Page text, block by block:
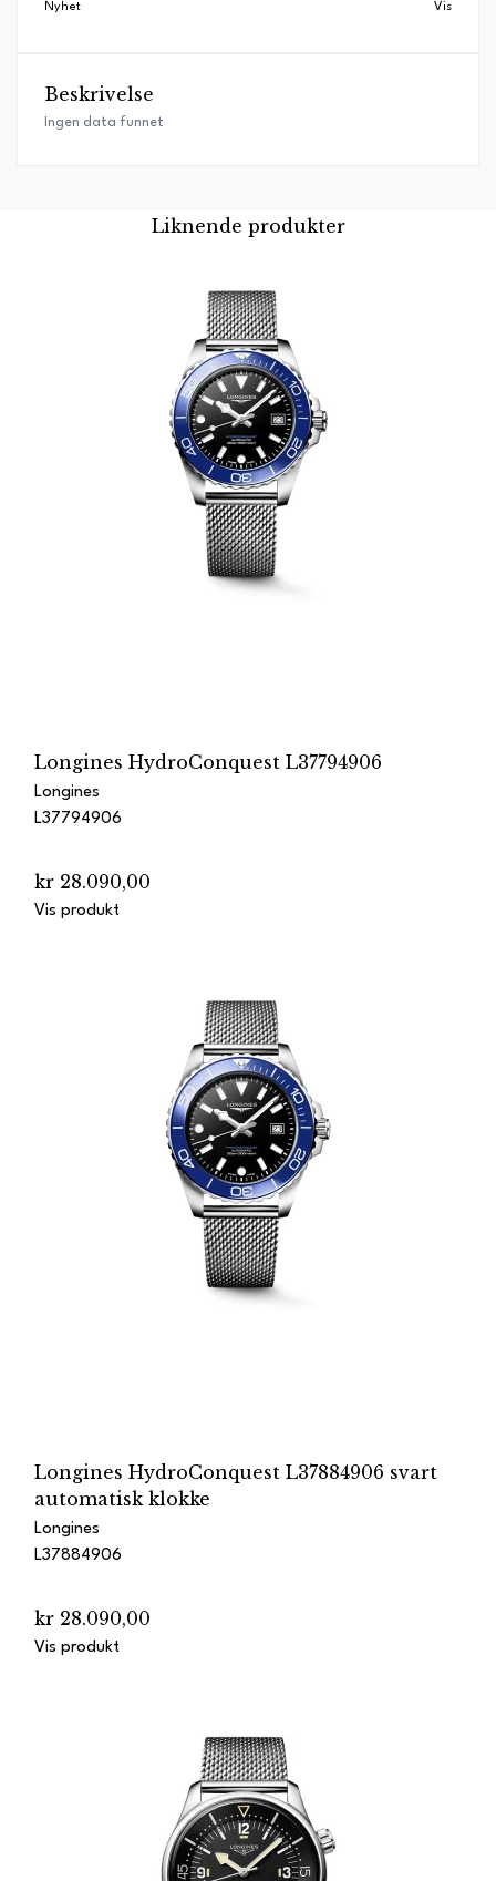
Beskrivelse
Ingen data funnet
Nyhet Vis
Liknende produkter
Longines HydroConquest L37794906
Longines
L37794906
kr 28.090,00
Vis produkt
Longines HydroConquest L37884906 svart
automatisk klokke
Longines
L37884906
kr 28.090,00
Vis produkt